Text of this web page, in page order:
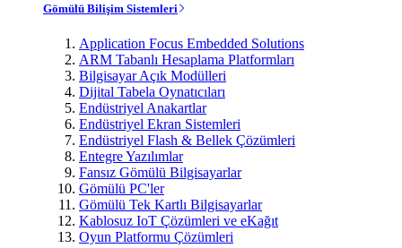
Gömülü Bilişim Sistemleri
Application Focus Embedded Solutions
ARM Tabanlı Hesaplama Platformları
Bilgisayar Açık Modülleri
Dijital Tabela Oynatıcıları
Endüstriyel Anakartlar
Endüstriyel Ekran Sistemleri
Endüstriyel Flash & Bellek Çözümleri
Entegre Yazılımlar
Fansız Gömülü Bilgisayarlar
Gömülü PC'ler
Gömülü Tek Kartlı Bilgisayarlar
Kablosuz IoT Çözümleri ve eKağıt
Oyun Platformu Çözümleri